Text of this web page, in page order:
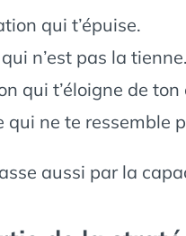
qui t’épuise.
n’est pas la
qui t’éloigne de ton
qui ne te ressemble
aussi par la